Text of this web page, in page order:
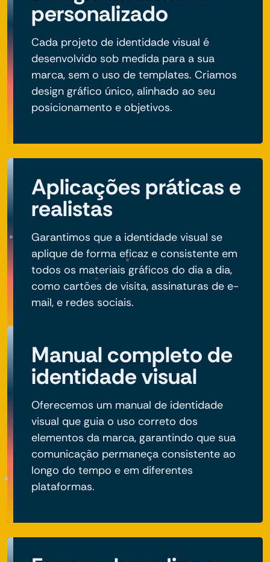
personalizado
Cada projeto de identidade visual é
desenvolvido sob medida para a sua
marca, sem o uso de templates. Criamos
design gráfico único, alinhado ao seu
posicionamento e objetivos.
Aplicações práticas e
realistas
Garantimos que a identidade visual se
aplique de forma eficaz e consistente em
todos os materiais gráficos do dia a dia,
como cartões de visita, assinaturas de e-
mail, e redes sociais.
Manual completo de
identidade visual
Oferecemos um manual de identidade
visual que guia o uso correto dos
elementos da marca, garantindo que sua
comunicação permaneça consistente ao
longo do tempo e em diferentes
plataformas.